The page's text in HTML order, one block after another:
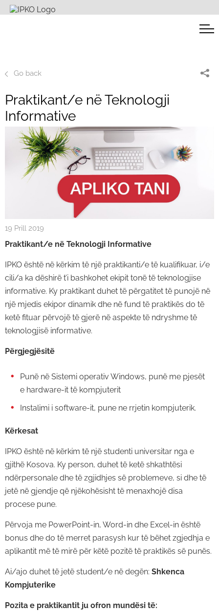
Go back
Praktikant/e në Teknologji
Informative
19 Prill 2019
Praktikant/e në Teknologji Informative
IPKO është në kërkim të një praktikanti/e të kualifikuar, i/e
cili/a ka dëshirë t’i bashkohet ekipit tonë të teknologjise
informative. Ky praktikant duhet të përgatitet të punojë në
një mjedis ekipor dinamik dhe në fund të praktikës do të
ketë fituar përvojë të gjerë në aspekte të ndryshme të
teknologjisë informative.
Përgjegjësitë
Punë në Sistemi operativ Windows, punë me pjesët
e hardware-it të kompjuterit
Instalimi i software-it, pune ne rrjetin kompjuterik.
Kërkesat
IPKO është në kërkim të një studenti universitar nga e
gjithë Kosova. Ky person, duhet të ketë shkathtësi
ndërpersonale dhe të zgjidhjes së problemeve, si dhe të
jetë në gjendje që njëkohësisht të menaxhojë disa
procese pune.
Përvoja me PowerPoint-in, Word-in dhe Excel-in është
bonus dhe do të merret parasysh kur të bëhet zgjedhja e
aplikantit më të mirë për këtë pozitë të praktikës së punës.
Ai/ajo duhet të jetë student/e në degën: Shkenca
Kompjuterike
Pozita e praktikantit ju ofron mundësi të: